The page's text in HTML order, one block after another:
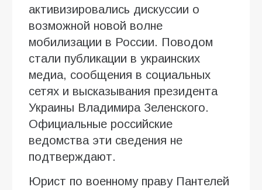
активизировались дискуссии о
возможной новой волне
мобилизации в России. Поводом
стали публикации в украинских
медиа, сообщения в социальных
сетях и высказывания президента
Украины Владимира Зеленского.
Официальные российские
ведомства эти сведения не
подтверждают.
Юрист по военному праву Пантелей